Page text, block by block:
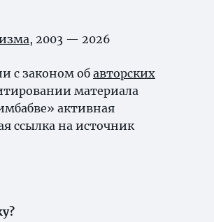
, 2003 — 2026
с законом об авторских
материала
активная
ссылка на источник